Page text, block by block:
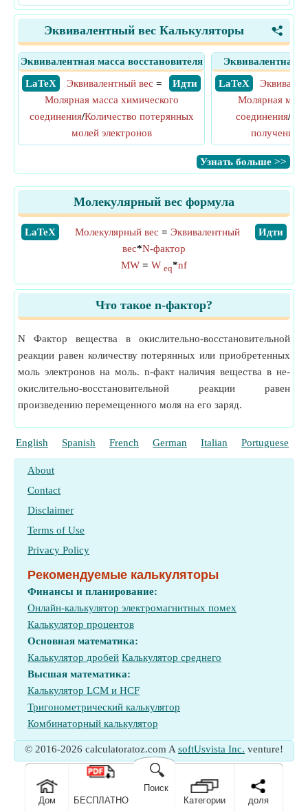
<
Эквивалентный вес Калькуляторы
Эквивалентная масса восстановителя
​ LaTeX
​ Идти
Эквивалентный вес =
Молярная масса химического
соединения/Количество потерянных
молей электронов
Эквивалентная
​ LaTeX
Молярная
соединения/
полученных
​Узнать больше >>
Молекулярный вес формула
​LaTeX ​Идти
Молекулярный вес = Эквивалентный
вес*N-фактор
MW = W eq*nf
Что такое n-фактор?
N Фактор вещества в окислительно-восстановительной
реакции равен количеству потерянных или приобретенных
моль электронов на моль. n-факт наличия вещества в не-
окислительно-восстановительной реакции равен
произведению перемещенного моля на его заряд.
English Spanish French German Italian Portuguese
About
Contact
Disclaimer
Terms of Use
Privacy Policy
Рекомендуемые калькуляторы
Финансы и планирование:
Онлайн-калькулятор электромагнитных помех
Калькулятор процентов
Основная математика:
Калькулятор дробей Калькулятор среднего
Высшая математика:
Калькулятор LCM и HCF
Тригонометрический калькулятор
Комбинаторный калькулятор
© 2016-2026 calculatoratoz.com A softUsvista Inc. venture!
Дом
БЕСПЛАТНО
🔍
Поиск
Категории
доля